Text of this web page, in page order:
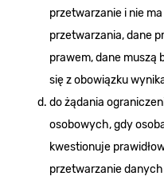
przetwarzanie i nie
przetwarzania, dane
prawem, dane muszą
się z obowiązku
do żądania
osobowych, gdy
kwestionuje
przetwarzanie